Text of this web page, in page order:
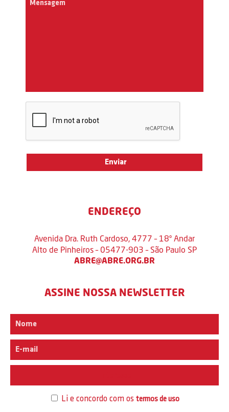
ENDEREÇO
Avenida Dra. Ruth Cardoso, 4777 – 18º Andar
Alto de Pinheiros – 05477-903 – São Paulo SP
ABRE@ABRE.ORG.BR
ASSINE NOSSA NEWSLETTER
Li e concordo com os termos de uso